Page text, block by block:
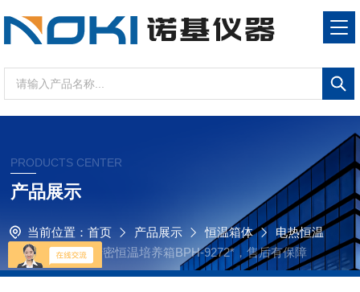
PRODUCTS CENTER
产品展示
当前位置： 首页 产品展示 恒温箱体
电热恒温
培养箱
优质精密恒温培养箱BPH-9272*，售后有保障